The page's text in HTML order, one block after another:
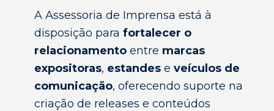
A Assessoria de Imprensa está à
disposição para fortalecer o
relacionamento entre marcas
expositoras, estandes e veículos de
comunicação, oferecendo suporte na
criação de releases e conteúdos